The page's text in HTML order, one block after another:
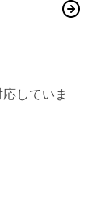
していま